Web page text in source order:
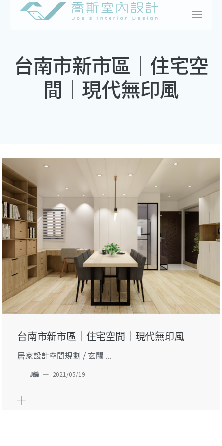
台南市新市區｜住宅空
間｜現代無印風
台南市新市區｜住宅空間｜現代無印風
居家設計空間規劃 / 玄關 ...
J編 — 2021/05/19